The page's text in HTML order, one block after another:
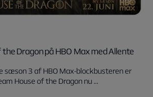
Dragon på HBO Max med Allente
sæson 3 af HBO Max-blockbusteren er
House of the Dragon nu ...